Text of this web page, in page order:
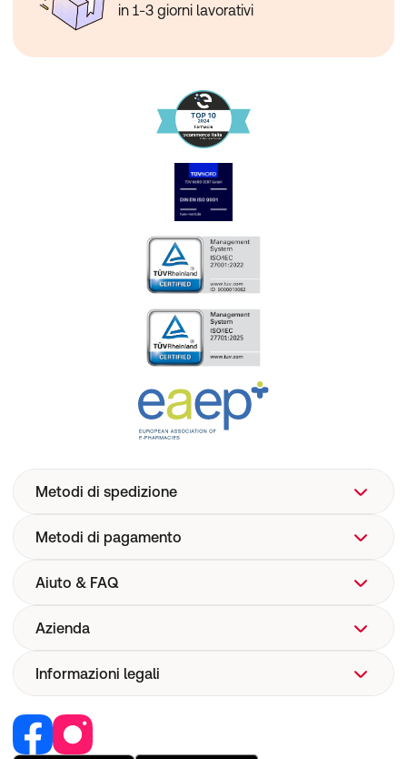
in 1-3 giorni lavorativi
Metodi di spedizione
Metodi di pagamento
Aiuto & FAQ
Aiuto
Spedizione
Sicurezza dispositivi medici
Azienda
Chi siamo
Corporate Website
Lavoro e carriera
I nostri brand
Informazioni legali
Recedere dal contratto